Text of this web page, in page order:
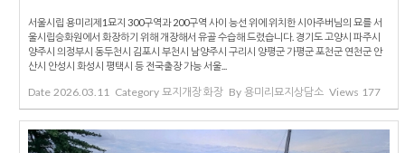
서울시립 용미리제1묘지 300구역과 200구역 사이 능선 위에 위치한 시아주버님의 묘를 서
울시립승화원에서 화장하기 위해 개장해서 유골 수습해 드렸습니다. 경기도 고양시 파주시
양주시 의정부시 동두천시 김포시 부천시 남양주시 구리시 양평군 가평군 포천군 연천군 안
산시 안성시 화성시 평택시 등 전국출장 가능 서울...
Date 2026.03.11 Category 묘지개장 화장 By 용미리묘지상담소 Views 177